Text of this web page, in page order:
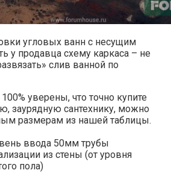
угловых ванн с несущим
у продавца схему каркаса – не
слив ванной по
уверены, что точно купите
заурядную сантехнику, можно
размерам из нашей таблицы.
ввода 50мм трубы
из стены (от уровня
пола)